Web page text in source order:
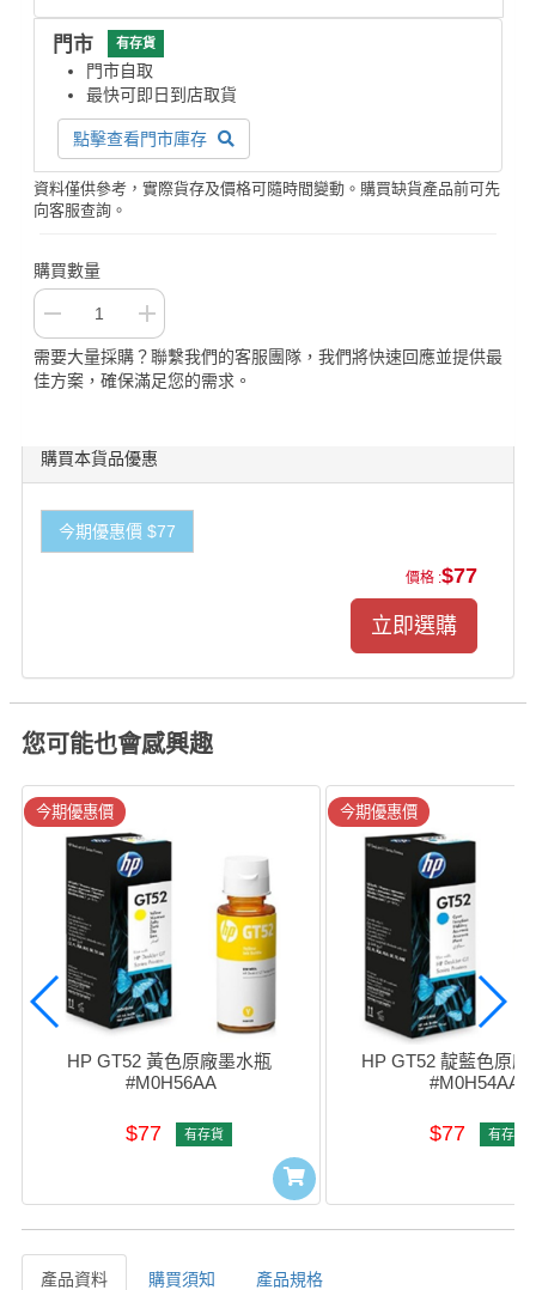
門市 有存貨
門市自取
最快可即日到店取貨
點擊查看門市庫存
資料僅供參考，實際貨存及價格可隨時間變動。購買缺貨產品前可先
向客服查詢。
購買數量
需要大量採購？聯繫我們的客服團隊，我們將快速回應並提供最
佳方案，確保滿足您的需求。
購買本貨品優惠
今期優惠價 $77
價格 :$77
您可能也會感興趣
今期優惠價
HP GT52 黃色原廠墨水瓶
#M0H56AA
$77 有存貨
今期優惠價
HP GT52 靛藍色原廠
#M0H54AA
$77 有存貨
產品資料 購買須知 產品規格